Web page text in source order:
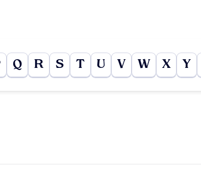
Q R S T U V W X Y